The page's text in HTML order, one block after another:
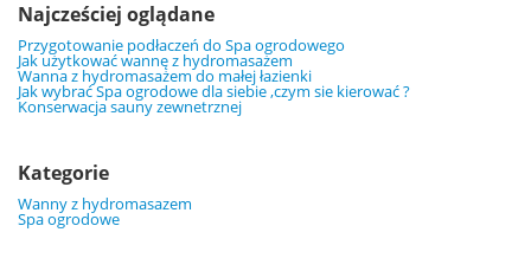
Najcześciej oglądane
Przygotowanie podłaczeń do Spa ogrodowego
Jak użytkować wannę z hydromasażem
Wanna z hydromasażem do małej łazienki
Jak wybrać Spa ogrodowe dla siebie ,czym sie kierować ?
Konserwacja sauny zewnetrznej
Kategorie
Wanny z hydromasazem
Spa ogrodowe